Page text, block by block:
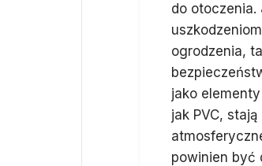
do
ogrodzenia,
jako
jak PVC,
powinien być